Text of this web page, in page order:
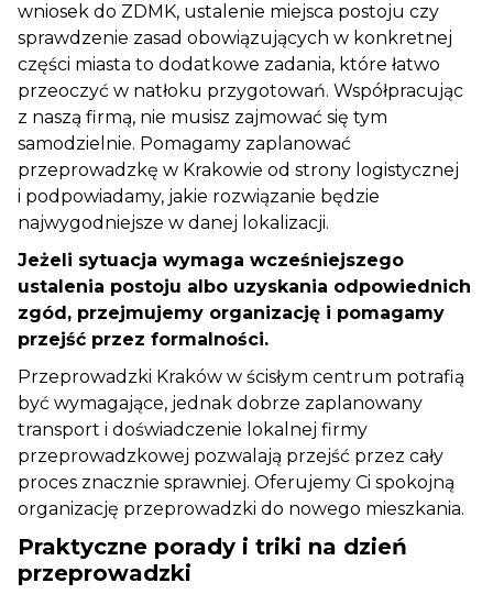
wniosek do ZDMK, ustalenie miejsca postoju czy
sprawdzenie zasad obowiązujących w konkretnej
części miasta to dodatkowe zadania, które łatwo
przeoczyć w natłoku przygotowań. Współpracując
z naszą firmą, nie musisz zajmować się tym
samodzielnie. Pomagamy zaplanować
przeprowadzkę w Krakowie od strony logistycznej
i podpowiadamy, jakie rozwiązanie będzie
najwygodniejsze w danej lokalizacji.
Jeżeli sytuacja wymaga wcześniejszego
ustalenia postoju albo uzyskania odpowiednich
zgód, przejmujemy organizację i pomagamy
przejść przez formalności.
Przeprowadzki Kraków w ścisłym centrum potrafią
być wymagające, jednak dobrze zaplanowany
transport i doświadczenie lokalnej firmy
przeprowadzkowej pozwalają przejść przez cały
proces znacznie sprawniej. Oferujemy Ci spokojną
organizację przeprowadzki do nowego mieszkania.
Praktyczne porady i triki na dzień
przeprowadzki